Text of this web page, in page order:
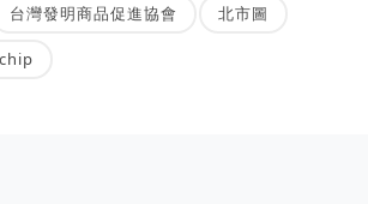
台灣發明商品促進協會 北市圖